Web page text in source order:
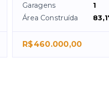
Garagens
1
Área Construída
R$460.000,00